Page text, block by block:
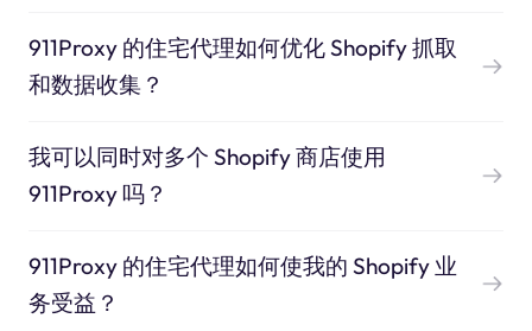
911Proxy 的住宅代理如何优化 Shopify 抓取
和数据收集？
我可以同时对多个 Shopify 商店使用
911Proxy 吗？
911Proxy 的住宅代理如何使我的 Shopify 业
务受益？